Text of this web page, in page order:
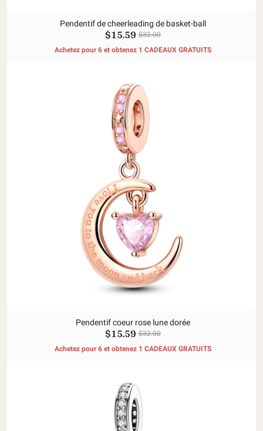
Pendentif de cheerleading de basket-ball
$15.59 $32.00
Achetez pour 6 et obtenez 1 CADEAUX GRATUITS
Pendentif coeur rose lune dorée
$15.59 $32.00
Achetez pour 6 et obtenez 1 CADEAUX GRATUITS